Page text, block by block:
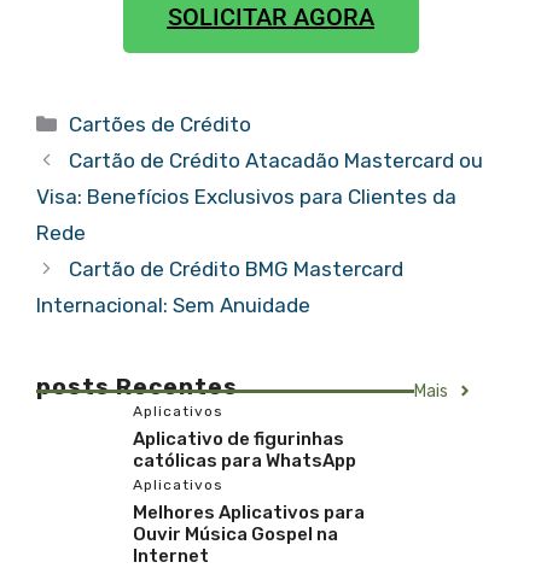
SOLICITAR AGORA
Cartões de Crédito
Cartão de Crédito Atacadão Mastercard ou
Visa: Benefícios Exclusivos para Clientes da
Rede
Cartão de Crédito BMG Mastercard
Internacional: Sem Anuidade
posts Recentes Mais
Aplicativos
Aplicativo de figurinhas
católicas para WhatsApp
Aplicativos
Melhores Aplicativos para
Ouvir Música Gospel na
Internet